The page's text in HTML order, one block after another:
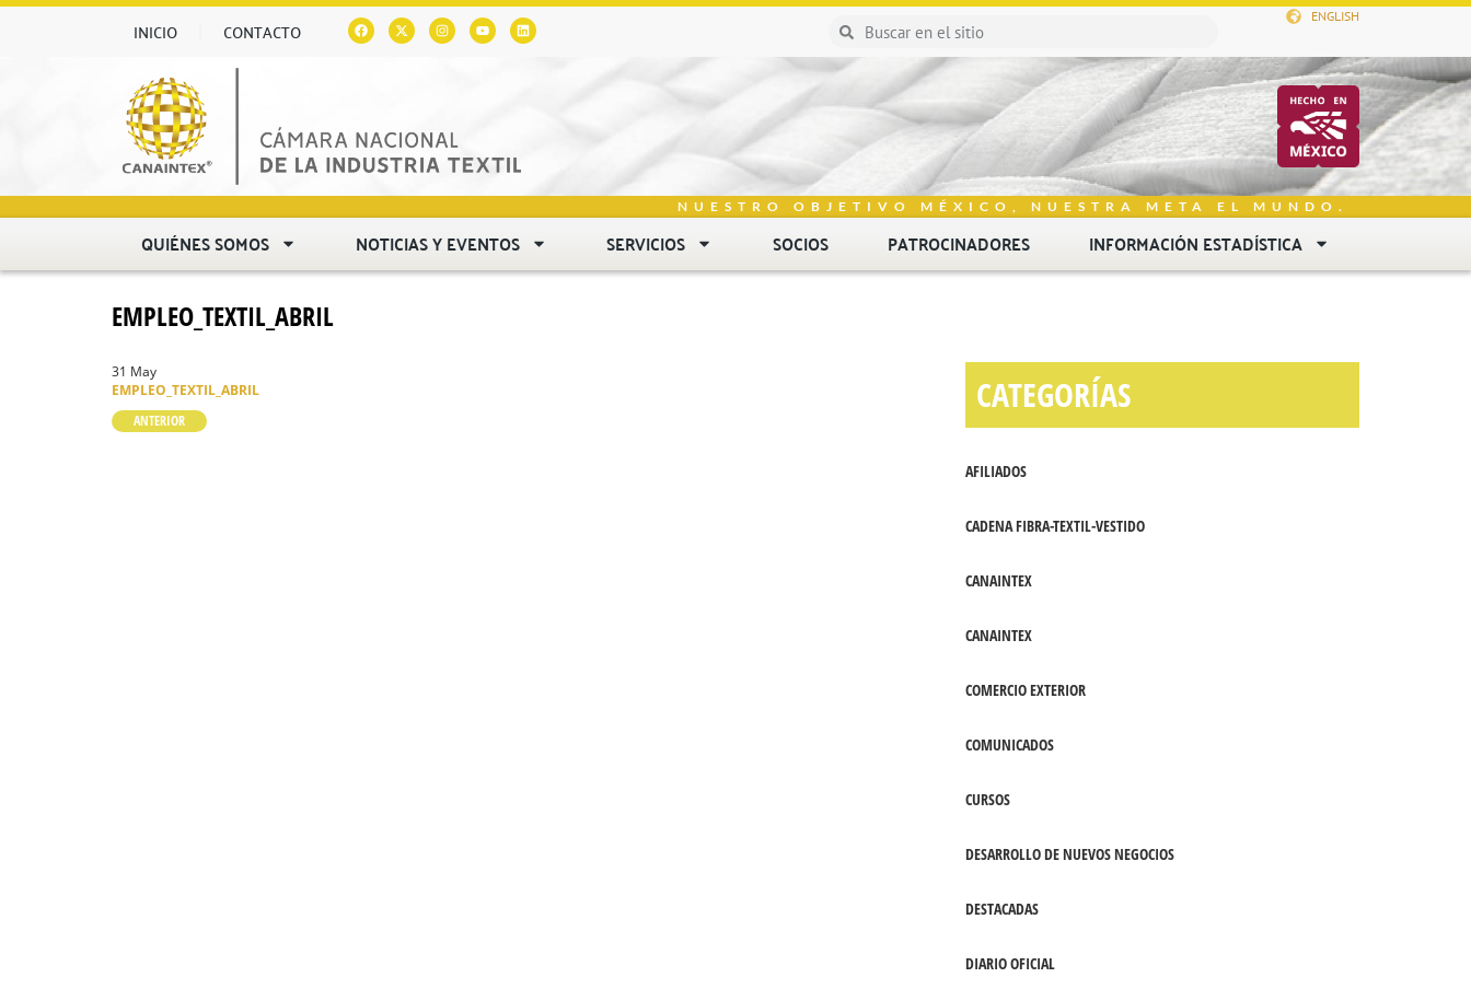
INICIO CONTACTO
ENGLISH
NUESTRO OBJETIVO MÉXICO, NUESTRA META EL MUNDO.
QUIÉNES SOMOS NOTICIAS Y EVENTOS SERVICIOS SOCIOS PATROCINADORES INFORMACIÓN ESTADÍSTICA
EMPLEO_TEXTIL_ABRIL
31 May
EMPLEO_TEXTIL_ABRIL
ANTERIOR
CATEGORÍAS
AFILIADOS
CADENA FIBRA-TEXTIL-VESTIDO
CANAINTEX
CANAINTEX
COMERCIO EXTERIOR
COMUNICADOS
CURSOS
DESARROLLO DE NUEVOS NEGOCIOS
DESTACADAS
DIARIO OFICIAL